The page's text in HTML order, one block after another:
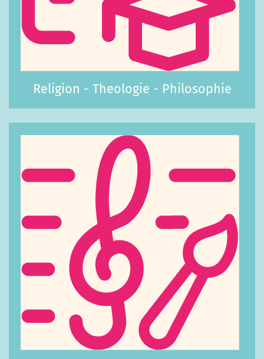
Religion - Theologie - Philosophie